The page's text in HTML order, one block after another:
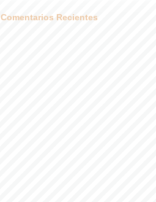
Comentarios Recientes